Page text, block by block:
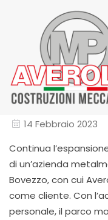
14 Febbraio 2023
Continua
di un’azienda
Bovezzo, con cui
come cliente. Con
personale, il parco